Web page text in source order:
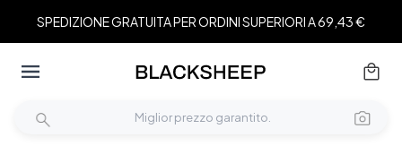
SPEDIZIONE GRATUITA PER ORDINI SUPERIORI A 69,43 €